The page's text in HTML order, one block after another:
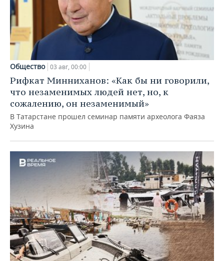
Общество 03 авг, 00:00
Рифкат Минниханов: «Как бы ни говорили,
что незаменимых людей нет, но, к
сожалению, он незаменимый»
В Татарстане прошел семинар памяти археолога Фаяза
Хузина